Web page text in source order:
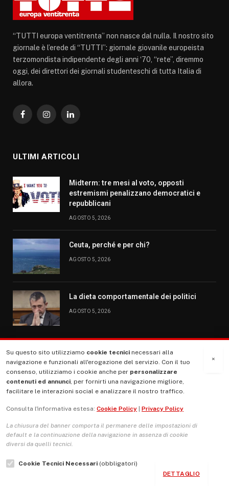
“TUTTI europa ventitrenta” non nasce dal nulla. Il nostro sito
giornale è l’erede di “TUTTI”: giornale giovanile europeista
terzomondista indipendente degli anni ‘70, “rete”, diremmo
oggi, dei direttori dei giornali studenteschi di tutta Italia di
allora.
FacebookInstagramLinkedIn
ULTIMI ARTICOLI
Midterm: tre mesi al voto, opposti
estremismi penalizzano democratici e
repubblicani
AGOSTO 5, 2026
Ceuta, perché e per chi?
AGOSTO 5, 2026
La dieta comportamentale dei politici
AGOSTO 5, 2026
MENU
La Nostra Storia
Le Copertine
L’Associazione
Indirizzo Socio Politico Culturale
×
Su questo sito utilizziamo cookie tecnici necessari alla
navigazione e funzionali all'erogazione del servizio. Con il tuo
consenso, utilizziamo i cookie anche per personalizzare
contenuti ed annunci, per fornirti una navigazione migliore,
facilitare le interazioni social e analizzare il nostro traffico.
Consulta l'informativa estesa: Cookie Policy Privacy Policy
La chiusura del banner comporta il permanere delle impostazioni di
default e la continuazione della navigazione in assenza di cookie
diversi da quelli tecnici.
Cookie Tecnici Necessari (obbligatori)
DETTAGLIO